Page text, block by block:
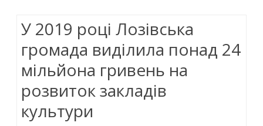
У 2019 році Лозівська
громада виділила понад 24
мільйона гривень на
розвиток закладів
культури